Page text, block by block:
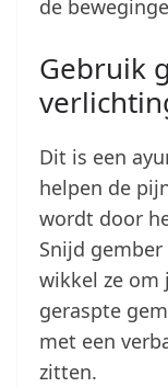
de
Gebruik
Dit is een
helpen de
wordt door
Snijd
wikkel ze om
geraspte
met een
zitten.